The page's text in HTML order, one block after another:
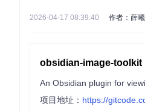
2026-04-17 08:39:40 作者：薛
obsidian-image-toolkit
An Obsidian plugin for
项目地址： https://